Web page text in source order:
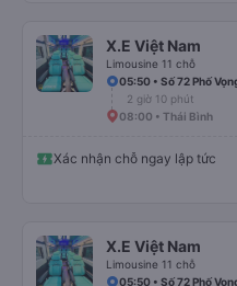
X.E Việt Nam
Limousine 11 chỗ
05:50 • Số 72 Phố
2 giờ 10 phút
08:00 • Thái Bình
Xác nhận chỗ ngay lập tức
X.E Việt Nam
Limousine 11 chỗ
05:50 • Số 72 Phố